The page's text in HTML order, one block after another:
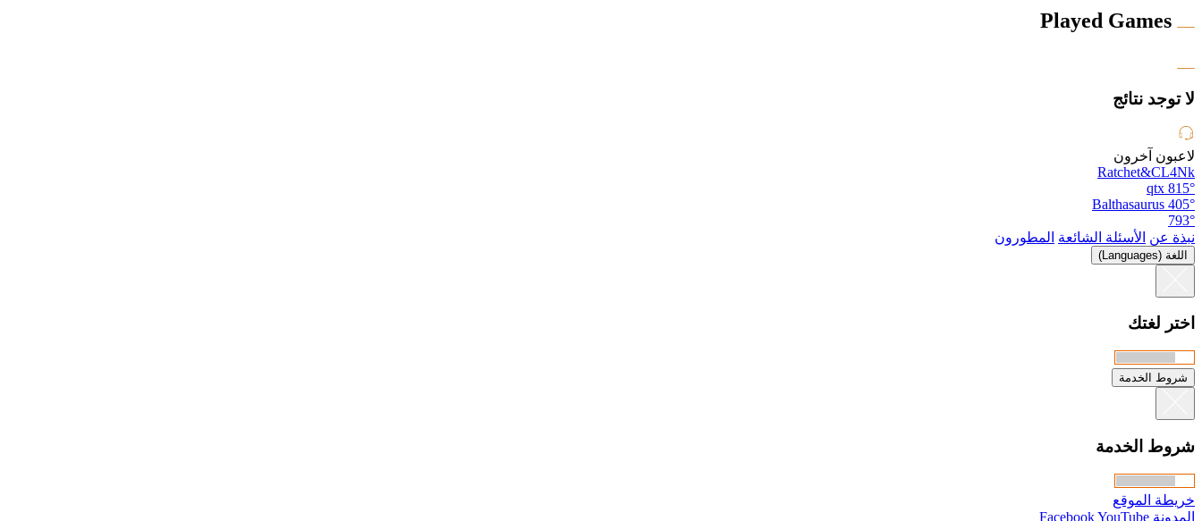
Played Games
لا توجد نتائج
لاعبون آخرون
Ratchet&CL4Nk
815°
qtx
405°
Balthasaurus
793°
نبذة عن الأسئلة الشائعة المطورون
اللغة (Languages)
اختر لغتك
شروط الخدمة
شروط الخدمة
خريطة الموقع
المدونة
FacebookYouTube